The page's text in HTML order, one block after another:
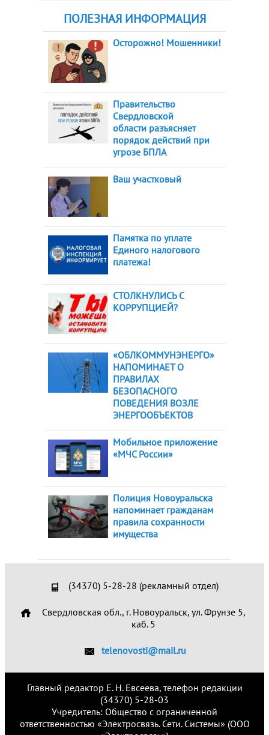
ПОЛЕЗНАЯ ИНФОРМАЦИЯ
Осторожно! Мошенники!
Правительство
Свердловской
области разъясняет
порядок действий при
угрозе БПЛА
Ваш участковый
Памятка по уплате
Единого налогового
платежа!
СТОЛКНУЛИСЬ С
КОРРУПЦИЕЙ?
«ОБЛКОММУНЭНЕРГО»
НАПОМИНАЕТ О
ПРАВИЛАХ
БЕЗОПАСНОГО
ПОВЕДЕНИЯ ВОЗЛЕ
ЭНЕРГООБЪЕКТОВ
Мобильное приложение
«МЧС России»
Полиция Новоуральска
напоминает гражданам
правила сохранности
имущества
(34370) 5-28-28 (рекламный отдел)
Свердловская обл., г. Новоуральск, ул. Фрунзе 5,
каб. 5
telenovosti@mail.ru
Главный редактор Е. Н. Евсеева, телефон редакции
(34370) 5-28-03
Учредитель: Общество с ограниченной
ответственностью «Электросвязь. Сети. Системы» (ООО